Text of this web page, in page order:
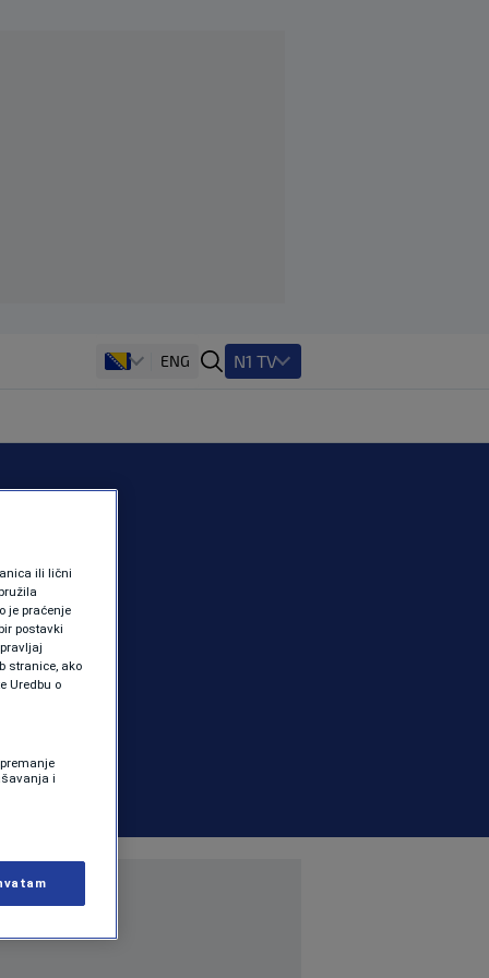
ENG N1 TV
ili lični
je praćenje
postavki
stranice, ako
Uredbu o
i